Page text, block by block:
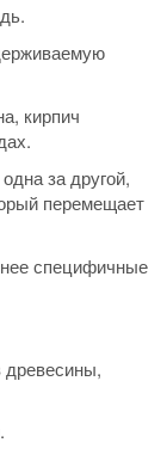
кирпич
за другой,
перемещает
специфичные
древесины,